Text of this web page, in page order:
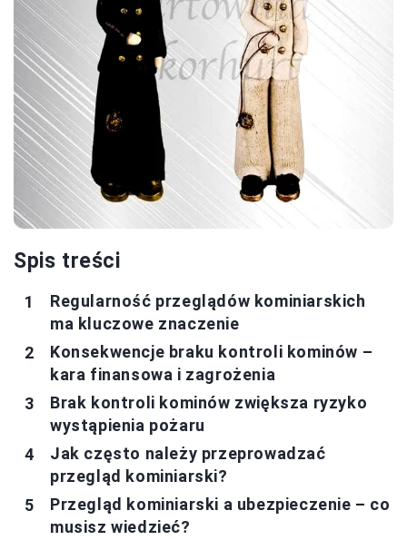
Spis treści
Regularność przeglądów kominiarskich
ma kluczowe znaczenie
Konsekwencje braku kontroli kominów –
kara finansowa i zagrożenia
Brak kontroli kominów zwiększa ryzyko
wystąpienia pożaru
Jak często należy przeprowadzać
przegląd kominiarski?
Przegląd kominiarski a ubezpieczenie – co
musisz wiedzieć?